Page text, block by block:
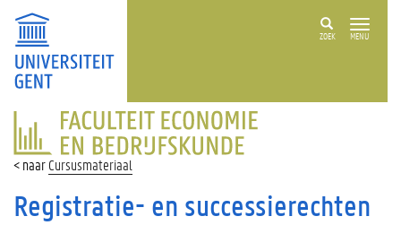
ZOEK MENU
FACULTEIT
ECONOMIE
EN
BEDRIJFSKUNDE
Cursusmateriaal
Registratie- en successierechten